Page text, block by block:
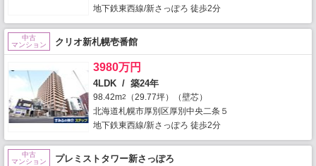
地下鉄東西線/新さっぽろ 徒歩2分
中古
マンション
クリオ新札幌壱番館
3980万円
4LDK / 築24年
98.42m2
（29.77坪）（壁芯）
北海道札幌市厚別区厚別中央二条５
地下鉄東西線/新さっぽろ 徒歩2分
中古
マンション
プレミストタワー新さっぽろ